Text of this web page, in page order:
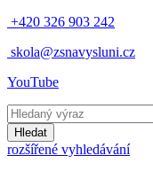
+420 326 903 242
skola@zsnavysluni.cz
YouTube
Hledat
rozšířené vyhledávání